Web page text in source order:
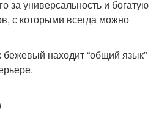
за универсальность и богатую
с которыми всегда можно
находит “общий язык”